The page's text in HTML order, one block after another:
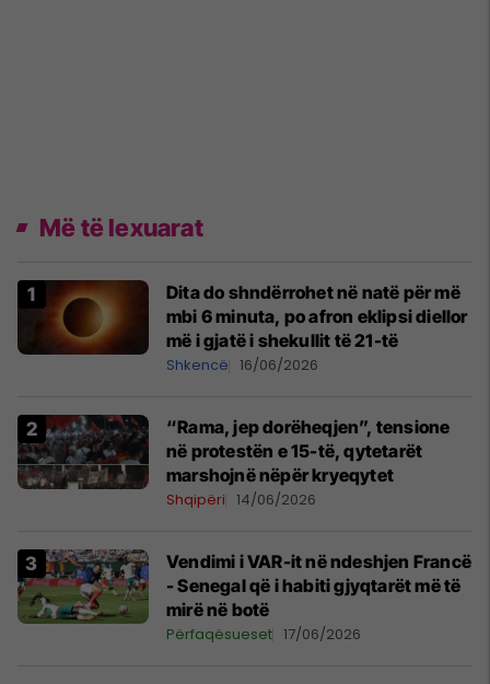
Më të lexuarat
Dita do shndërrohet në natë për më
mbi 6 minuta, po afron eklipsi diellor
më i gjatë i shekullit të 21-të
Shkencë 16/06/2026
“Rama, jep dorëheqjen”, tensione
në protestën e 15-të, qytetarët
marshojnë nëpër kryeqytet
Shqipëri 14/06/2026
Vendimi i VAR-it në ndeshjen Francë
- Senegal që i habiti gjyqtarët më të
mirë në botë
Përfaqësueset 17/06/2026